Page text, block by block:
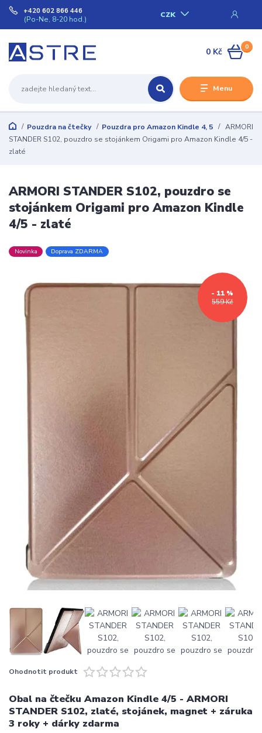
Menu
CZK
+420 602 866 446
(Po-Ne, 8-20 hod.)
0
0 Kč
Pouzdra na čtečky Pouzdra pro Amazon Kindle 4, 5
ARMORI
STANDER S102, pouzdro se stojánkem Origami pro Amazon Kindle 4/5 -
zlaté
ARMORI STANDER S102, pouzdro se
stojánkem Origami pro Amazon Kindle
4/5 - zlaté
Novinka Doprava ZDARMA
559 Kč
- 11 %
Ohodnotit produkt
Obal na čtečku Amazon Kindle 4/5 - ARMORI
STANDER S102, zlaté, stojánek, magnet + záruka
3 roky + dárky zdarma